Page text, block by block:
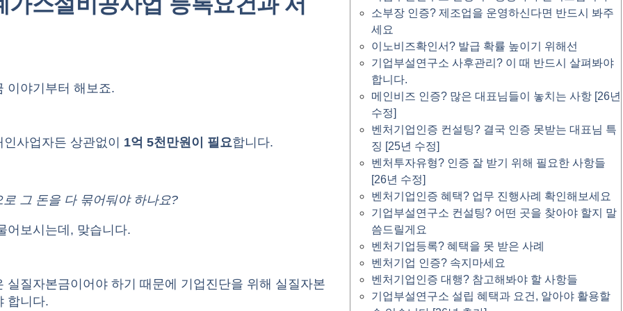
이야기부터 해보죠.
사업자든 상관없이 1억 5천만원이 필요합니다.
로 그 돈을 다 묶어둬야 하나요?
어보시는데, 맞습니다.
실질자본금이어야 하기 때문에 기업진단을 위해 실질자본
합니다.
소부장 인증? 제조업을 운영하신다면 반드시 봐주
세요
이노비즈확인서? 발급 확률 높이기 위해선
기업부설연구소 사후관리? 이 때 반드시 살펴봐야
합니다.
메인비즈 인증? 많은 대표님들이 놓치는 사항 [26년
수정]
벤처기업인증 컨설팅? 결국 인증 못받는 대표님 특
징 [25년 수정]
벤처투자유형? 인증 잘 받기 위해 필요한 사항들
[26년 수정]
벤처기업인증 혜택? 업무 진행사례 확인해보세요
기업부설연구소 컨설팅? 어떤 곳을 찾아야 할지 말
씀드릴게요
벤처기업등록? 혜택을 못 받은 사례
벤처기업 인증? 속지마세요
벤처기업인증 대행? 참고해봐야 할 사항들
기업부설연구소 설립 혜택과 요건, 알아야 활용할